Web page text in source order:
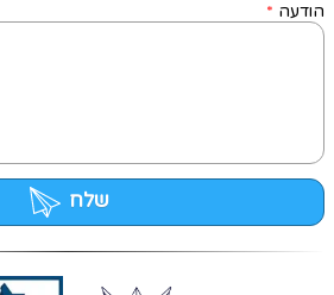
הודעה *
שלח